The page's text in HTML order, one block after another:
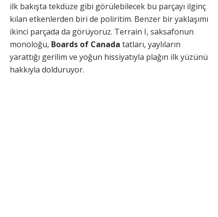
ilk bakışta tekdüze gibi görülebilecek bu parçayı ilginç
kılan etkenlerden biri de poliritim. Benzer bir yaklaşımı
ikinci parçada da görüyoruz. Terrain I, saksafonun
monoloğu, Boards of Canada tatları, yaylıların
yarattığı gerilim ve yoğun hissiyatıyla plağın ilk yüzünü
hakkıyla dolduruyor.